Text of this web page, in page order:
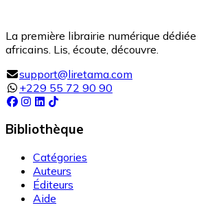
La première librairie numérique dédiée
africains. Lis, écoute, découvre.
support@liretama.com
+229 55 72 90 90
Bibliothèque
Catégories
Auteurs
Éditeurs
Aide